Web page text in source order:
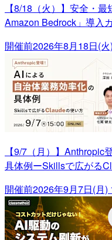
【8/18（火）】安全・
Amazon Bedrock」導入
開催前2026年8月18日(
【9/7（月）】
具体例ーSkillsで広がる
開催前2026年9月7日(月)